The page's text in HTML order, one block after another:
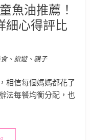
魚油推薦！
細心得評比
on
、旅遊、親子
相信每個媽媽都花了
法每餐均衡分配，也
“2026最新！市售5款兒童魚